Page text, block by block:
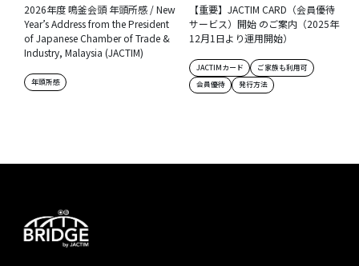
2026年度 鳴釜会頭 年頭所感 / New
Year’s Address from the President
of Japanese Chamber of Trade &
Industry, Malaysia (JACTIM)
年頭所感
【重要】JACTIM CARD（会員優待
サービス）開始 のご案内（2025年
12月1日より運用開始）
JACTIMカード
ご家族も利用可
会員優待
発行方法